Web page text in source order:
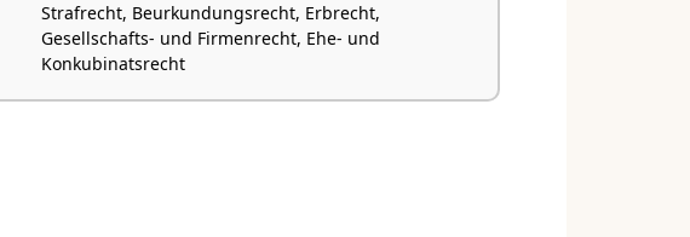
Strafrecht, Beurkundungsrecht, Erbrecht,
Gesellschafts- und Firmenrecht, Ehe- und
Konkubinatsrecht